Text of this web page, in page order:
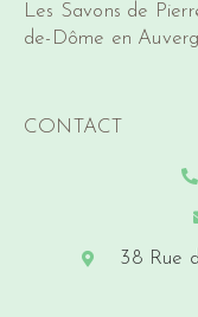
Les Savons de
de-Dôme en
CONTACT
38 Rue